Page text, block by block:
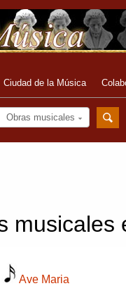
Ciudad de la Música
Obras musicales
musicales
Ave Maria